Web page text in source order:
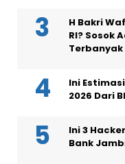
H Bakri
RI? Sosok
Terbanyak
Ini
2026 Dari
Ini 3
Bank